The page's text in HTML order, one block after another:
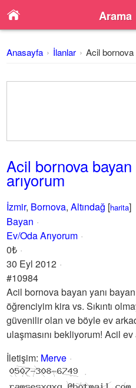
Arama
Anasayfa İlanlar Acil bornova
Acil bornova bayan
arıyorum
İzmir, Bornova,Altındağ [harita]
Bayan
Ev/Oda Arıyorum
0₺
30 Eyl 2012
#10984
Acil bornova bayan yanı
öğrenciyim kira vs. Sıkıntı
güvenilir olan ve böyle ev
ulaşmasını bekliyorum! Acil ev
İletişim: Merve